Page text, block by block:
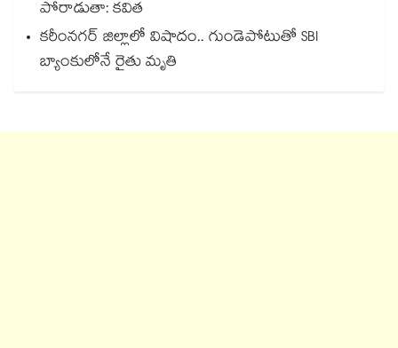
పోరాడుతా: కవిత
కరీంనగర్ జిల్లాలో విషాదం.. గుండెపోటుతో SBI
బ్యాంకులోనే రైతు మృతి